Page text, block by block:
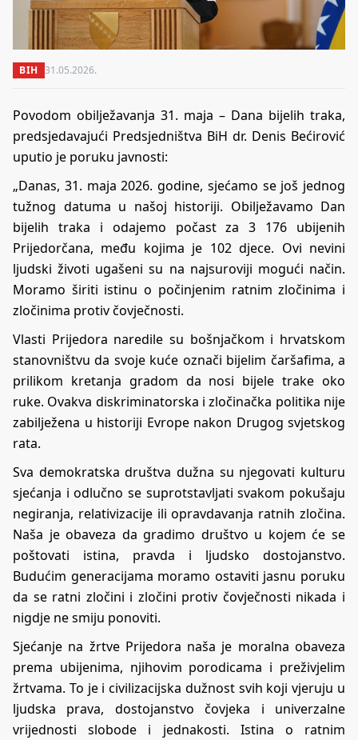
BIH 31.05.2026.
Povodom obilježavanja 31. maja – Dana bijelih traka,
predsjedavajući Predsjedništva BiH dr. Denis Bećirović
uputio je poruku javnosti:
„Danas, 31. maja 2026. godine, sjećamo se još jednog
tužnog datuma u našoj historiji. Obilježavamo Dan
bijelih traka i odajemo počast za 3 176 ubijenih
Prijedorčana, među kojima je 102 djece. Ovi nevini
ljudski životi ugašeni su na najsuroviji mogući način.
Moramo širiti istinu o počinjenim ratnim zločinima i
zločinima protiv čovječnosti.
Vlasti Prijedora naredile su bošnjačkom i hrvatskom
stanovništvu da svoje kuće označi bijelim čaršafima, a
prilikom kretanja gradom da nosi bijele trake oko
ruke. Ovakva diskriminatorska i zločinačka politika nije
zabilježena u historiji Evrope nakon Drugog svjetskog
rata.
Sva demokratska društva dužna su njegovati kulturu
sjećanja i odlučno se suprotstavljati svakom pokušaju
negiranja, relativizacije ili opravdavanja ratnih zločina.
Naša je obaveza da gradimo društvo u kojem će se
poštovati istina, pravda i ljudsko dostojanstvo.
Budućim generacijama moramo ostaviti jasnu poruku
da se ratni zločini i zločini protiv čovječnosti nikada i
nigdje ne smiju ponoviti.
Sjećanje na žrtve Prijedora naša je moralna obaveza
prema ubijenima, njihovim porodicama i preživjelim
žrtvama. To je i civilizacijska dužnost svih koji vjeruju u
ljudska prava, dostojanstvo čovjeka i univerzalne
vrijednosti slobode i jednakosti. Istina o ratnim